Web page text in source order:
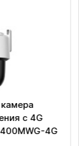
с 4G
4G